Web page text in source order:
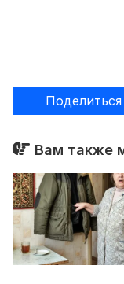
Поделиться
Вам также